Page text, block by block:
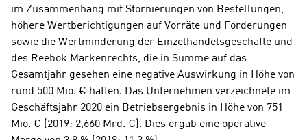
im Zusammenhang mit Stornierungen von Bestellungen,
höhere Wertberichtigungen auf Vorräte und Forderungen
sowie die Wertminderung der Einzelhandelsgeschäfte und
des Reebok Markenrechts, die in Summe auf das
Gesamtjahr gesehen eine negative Auswirkung in Höhe von
rund 500 Mio. € hatten. Das Unternehmen verzeichnete im
Geschäftsjahr 2020 ein Betriebsergebnis in Höhe von 751
Mio. € (2019: 2,660 Mrd. €). Dies ergab eine operative